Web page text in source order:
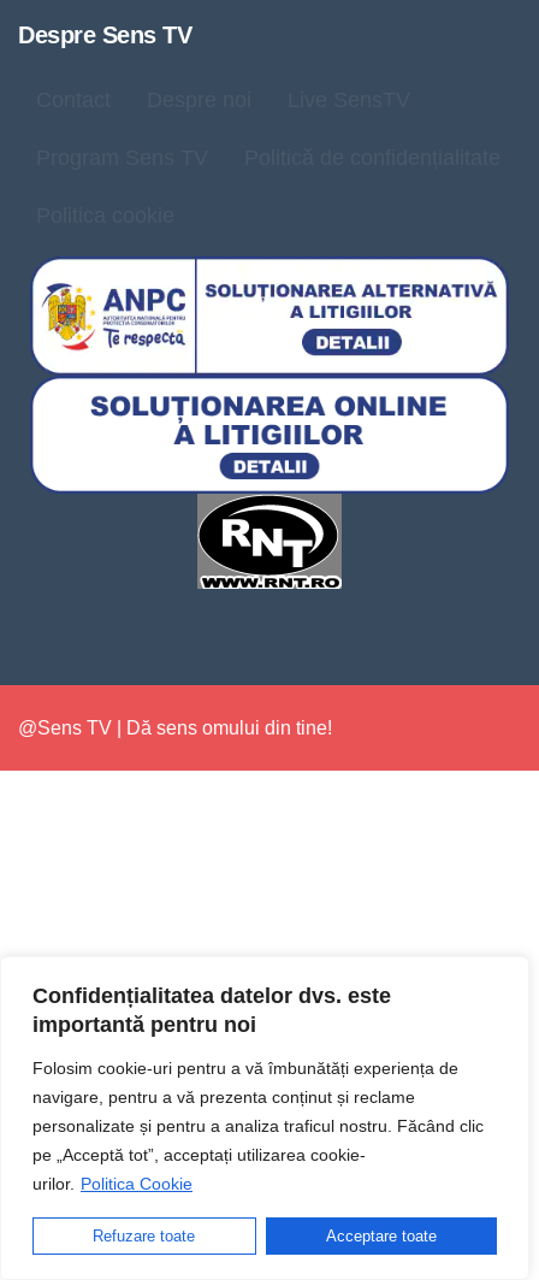
Confidențialitatea datelor dvs. este
importantă pentru noi
Folosim cookie-uri pentru a vă îmbunătăți experiența de
navigare, pentru a vă prezenta conținut și reclame
personalizate și pentru a analiza traficul nostru. Făcând clic
pe „Acceptă tot”, acceptați utilizarea cookie-
urilor. Politica Cookie
Refuzare toate Acceptare toate
Despre Sens TV
@Sens TV | Dă sens omului din tine!